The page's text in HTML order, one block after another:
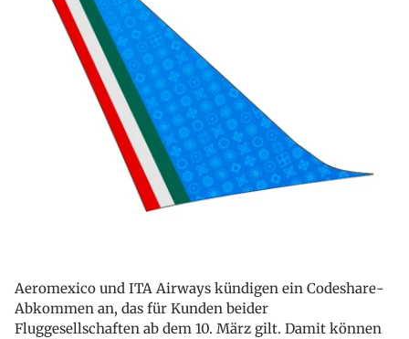
Aeromexico und ITA Airways kündigen ein Codeshare-
Abkommen an, das für Kunden beider
Fluggesellschaften ab dem 10. März gilt. Damit können